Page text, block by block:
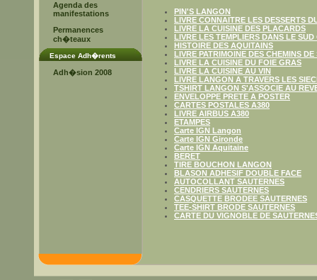
PIN'S LANGON
LIVRE CONNAITRE LES DESSERTS
LIVRE LA CUISINE DES PLACARDS
LIVRE LES TEMPLIERS DANS LE SUD
HISTOIRE DES AQUITAINS
LIVRE PATRIMOINE DES CHEMINS
LIVRE LA CUISINE DU FOIE GRAS
LIVRE LA CUISINE AU VIN
LIVRE LANGON A TRAVERS LES
TSHIRT LANGON S'ASSOCIE AU
ENVELOPPE PRETE A POSTER
CARTES POSTALES A380
LIVRE AIRBUS A380
ETAMPES
Carte IGN Langon
Carte IGN Gironde
Carte IGN Aquitaine
BERET
TIRE BOUCHON LANGON
BLASON ADHESIF DOUBLE FACE
AUTOCOLLANT SAUTERNES
CENDRIERS SAUTERNES
CASQUETTE BRODEE SAUTERNES
TEE-SHIRT BRODE SAUTERNES
CARTE DU VIGNOBLE DE
Agenda des
manifestations
Permanences
ch�teaux
Espace Adh�rents
Adh�sion 2008